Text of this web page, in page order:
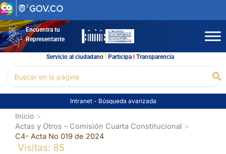
Ir
al
contenidoEncuentra tu
Representante
Servicio al ciudadano l Participal Transparencia
por:
Intranet - Búsqueda avanzada
Inicio
Actas y Otros – Comisión Cuarta Constitucional
C4- Acta No 019 de 2024
Visitas: 85